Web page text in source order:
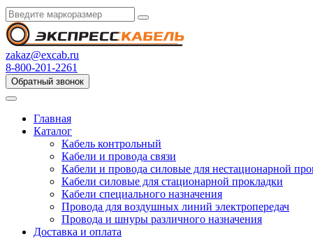
zakaz@excab.ru
8-800-201-2261
Обратный звонок
Главная
Каталог
Кабель контрольный
Кабели и провода связи
Кабели и провода силовые для нестационарной
Кабели силовые для стационарной прокладки
Кабели специального назначения
Провода для воздушных линий электропередач
Провода и шнуры различного назначения
Доставка и оплата